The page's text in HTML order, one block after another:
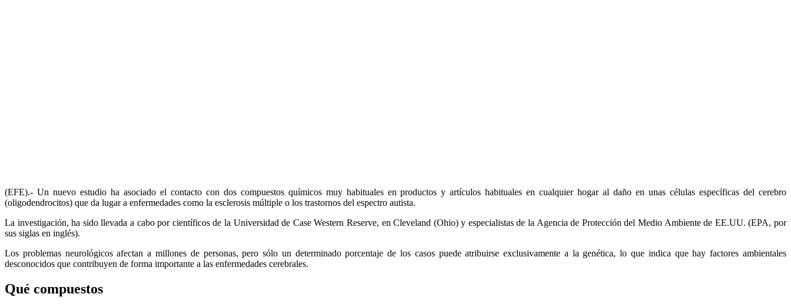
(EFE).- Un nuevo estudio ha asociado el contacto con dos compuestos químicos muy habituales en productos y artículos habituales en cualquier hogar al daño en unas células específicas del cerebro
(oligodendrocitos) que da lugar a enfermedades como la esclerosis múltiple o los trastornos del espectro autista.
La investigación, ha sido llevada a cabo por científicos de la Universidad de Case Western Reserve, en Cleveland (Ohio) y especialistas de la Agencia de Protección del Medio Ambiente de EE.UU. (EPA, por
sus siglas en inglés).
Los problemas neurológicos afectan a millones de personas, pero sólo un determinado porcentaje de los casos puede atribuirse exclusivamente a la genética, lo que indica que hay factores ambientales
desconocidos que contribuyen de forma importante a las enfermedades cerebrales.
Qué compuestos